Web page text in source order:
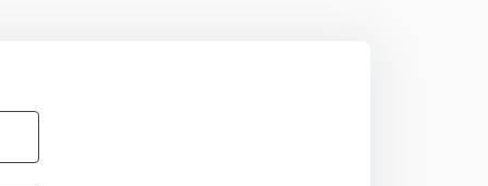
che
queste
di te come